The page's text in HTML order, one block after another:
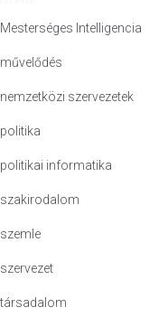
Mesterséges Intelligencia
művelődés
nemzetközi szervezetek
politika
politikai informatika
szakirodalom
szemle
szervezet
társadalom